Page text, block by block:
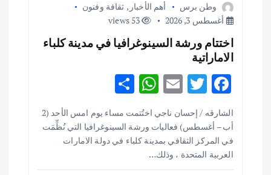
وطن برس أهم الأخبار , ثقافة وفنون
أغسطس 3, 2026
53 views
اختتام ورشة السينوغرافيا في مدينة كلباء
الاماراتية
F
ac
e
b
o
T
w
it
te
r
E
m
ai
l
W
at
s
h
ar
e
الشارقه / إحسان ناجي اختُتمت مساء يوم امس الأحد (2
أب – أغسطس) فعاليات ورشة السينوغرافيا التي نُظِّمَت
في المركز الثقافي بمدينة كلباء في دولة الامارات
العربية المتحدة ، وذلك…
أهم الأخبار ثقافة وفنون
اختتام ورشة السينوغرافيا في مدينة كلباء الاماراتية
أغسطس 3, 2026